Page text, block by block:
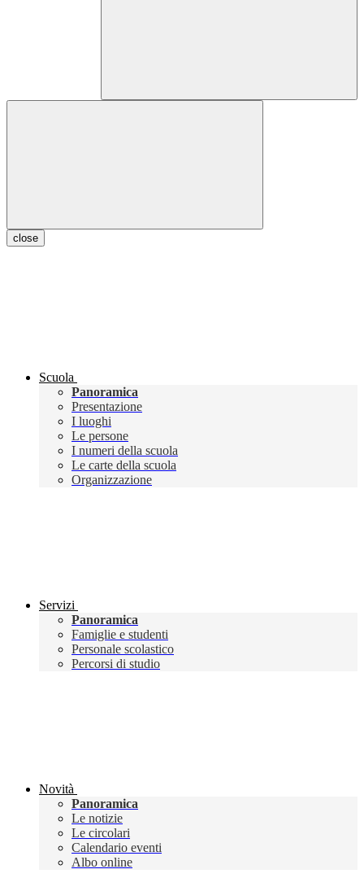
close
Scuola
Panoramica
Presentazione
I luoghi
Le persone
I numeri della scuola
Le carte della scuola
Organizzazione
Servizi
Panoramica
Famiglie e studenti
Personale scolastico
Percorsi di studio
Novità
Panoramica
Le notizie
Le circolari
Calendario eventi
Albo online